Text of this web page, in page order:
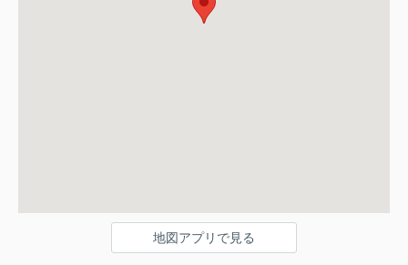
地図アプリで見る